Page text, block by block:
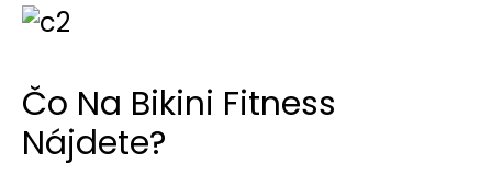
Čo Na Bikini Fitness
Nájdete?